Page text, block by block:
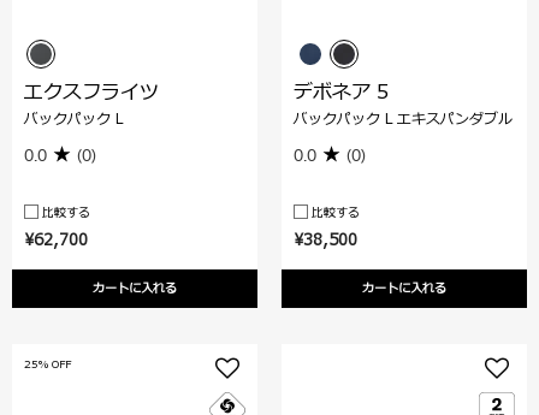
¥62,700
カートに入れる
エクスフライツ
バックパック L
0.0 (0)
比較する
¥38,500
カートに入れる
デボネア 5
バックパック L エキスパンダブル
0.0 (0)
比較する
25% OFF